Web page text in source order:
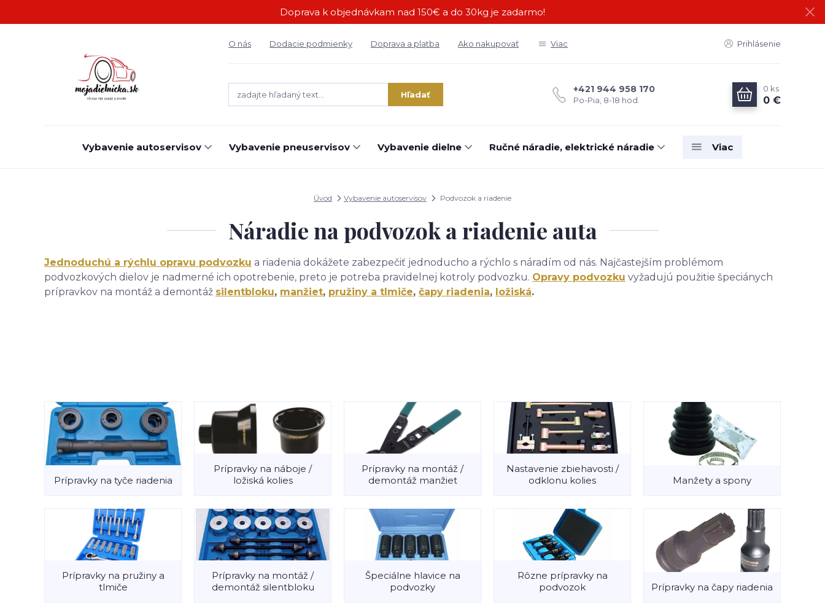
Doprava k objednávkam nad 150€ a do 30kg je zadarmo!
O nás Dodacie podmienky Doprava a platba Ako nakupovať Viac Prihlásenie
Hľadať +421 944 958 170
Po-Pia, 8-18 hod.
0 ks
0 €
Vybavenie autoservisov Vybavenie pneuservisov Vybavenie dielne Ručné náradie, elektrické náradie Viac
Úvod Vybavenie autoservisov Podvozok a riadenie
Náradie na podvozok a riadenie auta
Jednoduchú a rýchlu opravu podvozku a riadenia dokážete zabezpečiť jednoducho a rýchlo s náradím od nás. Najčastejším problémom
podvozkových dielov je nadmerné ich opotrebenie, preto je potreba pravidelnej kotroly podvozku. Opravy podvozku vyžadujú použitie špeciánych
prípravkov na montáž a demontáž silentbloku, manžiet, pružiny a tlmiče, čapy riadenia, ložiská.
Prípravky na tyče riadenia
Prípravky na náboje /
ložiská kolies
Prípravky na montáž /
demontáž manžiet
Nastavenie zbiehavosti /
odklonu kolies
Manžety a spony
Prípravky na pružiny a
tlmiče
Prípravky na montáž /
demontáž silentbloku
Špeciálne hlavice na
podvozky
Rôzne prípravky na
podvozok
Prípravky na čapy riadenia